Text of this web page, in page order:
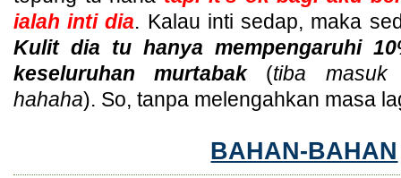
ialah inti dia. Kalau inti sedap, maka
Kulit dia tu hanya mempengaruhi
keseluruhan murtabak(tiba
hahaha). So, tanpa melengahkan masa
BAHAN-BAHAN